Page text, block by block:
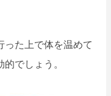
った上で体を温めて
でしょう。